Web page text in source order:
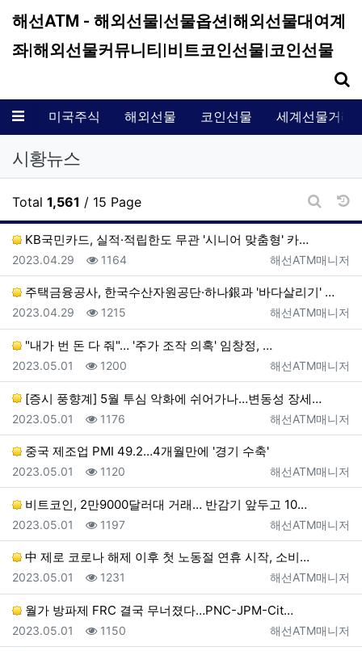
해선ATM - 해외선물|선물옵션|해외선물대여계
좌|해외선물커뮤니티|비트코인선물|코인선물
메뉴 미국주식 해외선물 코인선물 세계선물거래
시황뉴스
Total 1,561 / 15 Page
게시판
KB국민카드, 실적·적립한도 무관 '시니어 맞춤형' 카…
등록자
해선ATM매니저
등록일
2023.04.29 조회
1164
주택금융공사, 한국수산자원공단·하나銀과 '바다살리기' …
등록자
해선ATM매니저
등록일
2023.04.29 조회
1215
"내가 번 돈 다 줘"… '주가 조작 의혹' 임창정, …
등록자
해선ATM매니저
등록일
2023.05.01 조회
1200
[증시 풍향계] 5월 투심 악화에 쉬어가나…변동성 장세…
등록자
해선ATM매니저
등록일
2023.05.01 조회
1176
중국 제조업 PMI 49.2…4개월만에 '경기 수축'
등록자
해선ATM매니저
등록일
2023.05.01 조회
1120
비트코인, 2만9000달러대 거래… 반감기 앞두고 10…
등록자
해선ATM매니저
등록일
2023.05.01 조회
1197
中 제로 코로나 해제 이후 첫 노동절 연휴 시작, 소비…
등록자
해선ATM매니저
등록일
2023.05.01 조회
1231
월가 방파제 FRC 결국 무너졌다…PNC-JPM-Cit…
등록자
해선ATM매니저
등록일
2023.05.01 조회
1150